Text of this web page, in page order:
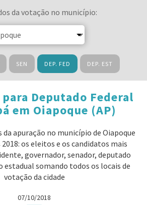
da votação no município:
SEN DEP. FED DEP. EST
Deputado Federal
em Oiapoque (AP)
da apuração no município de Oiapoque
os eleitos e os candidatos mais
governador, senador, deputado
estadual somando todos os locais de
votação da cidade
07/10/2018